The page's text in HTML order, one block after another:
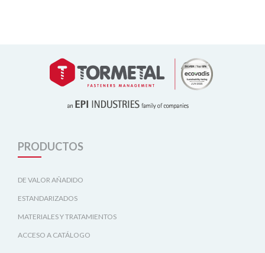
PRODUCTOS
DE VALOR AÑADIDO
ESTANDARIZADOS
MATERIALES Y TRATAMIENTOS
ACCESO A CATÁLOGO